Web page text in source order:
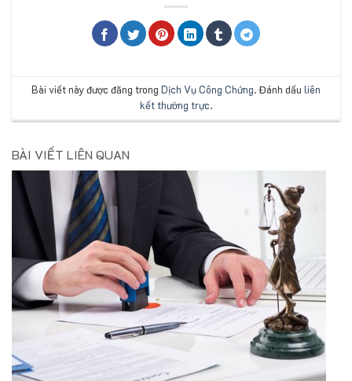
Bài viết này được đăng trong Dịch Vụ Công Chứng. Đánh dấu liên
kết thường trực.
BÀI VIẾT LIÊN QUAN